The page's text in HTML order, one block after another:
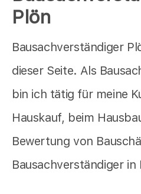
Plön
Bausachverständiger
dieser Seite. Als
bin ich tätig für meine
Hauskauf, beim
Bewertung von
Bausachverständiger in